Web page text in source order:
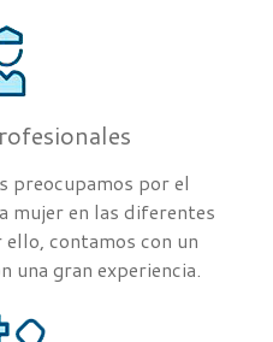
preocupamos por el
mujer en las diferentes
contamos con un
una gran experiencia.